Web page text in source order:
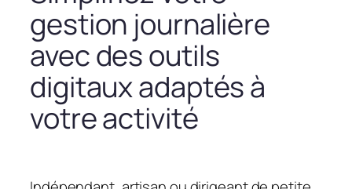
gestion journalière
avec des outils
digitaux adaptés à
votre activité